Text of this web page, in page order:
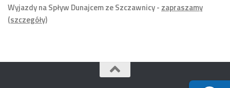
Wyjazdy na Spływ Dunajcem ze Szczawnicy - zapraszamy
(szczegóły)